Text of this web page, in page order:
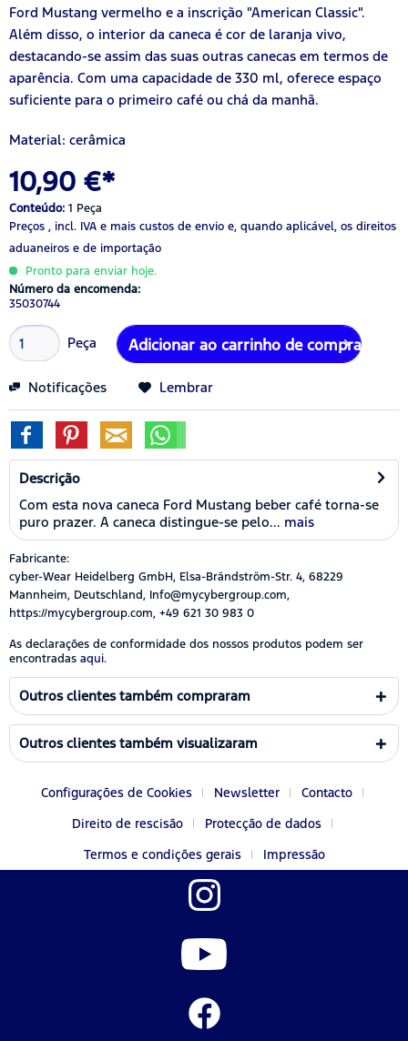
Ford Mustang vermelho e a inscrição "American Classic".
Além disso, o interior da caneca é cor de laranja vivo,
destacando-se assim das suas outras canecas em termos de
aparência. Com uma capacidade de 330 ml, oferece espaço
suficiente para o primeiro café ou chá da manhã.
Material: cerâmica
10,90 €*
Conteúdo: 1 Peça
Preços , incl. IVA e mais custos de envio e, quando aplicável, os direitos
aduaneiros e de importação
Pronto para enviar hoje.
Número da encomenda:
35030744
Peça Adicionar ao carrinho de compras
Notificações Lembrar
Descrição
Com esta nova caneca Ford Mustang beber café torna-se
puro prazer. A caneca distingue-se pelo... mais
Fabricante:
cyber-Wear Heidelberg GmbH, Elsa-Brändström-Str. 4, 68229
Mannheim, Deutschland, Info@mycybergroup.com,
https://mycybergroup.com, +49 621 30 983 0
As declarações de conformidade dos nossos produtos podem ser
encontradas aqui.
Outros clientes também compraram
Outros clientes também visualizaram
Configurações de Cookies Newsletter
Contacto
Direito de rescisão
Protecção de dados
Termos e condições gerais
Impressão